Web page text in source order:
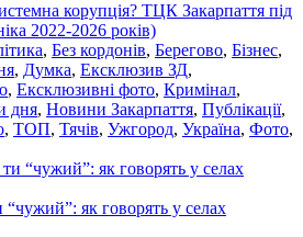
корупція? ТЦК Закарпаття під
2022-2026 років)
, Без кордонів, Берегово, Бізнес,
, Думка, Ексклюзив ЗД,
, Ексклюзивні фото, Кримінал,
дня, Новини Закарпаття, Публікації,
, ТОП, Тячів, Ужгород, Україна, Фото,
як говорять у селах